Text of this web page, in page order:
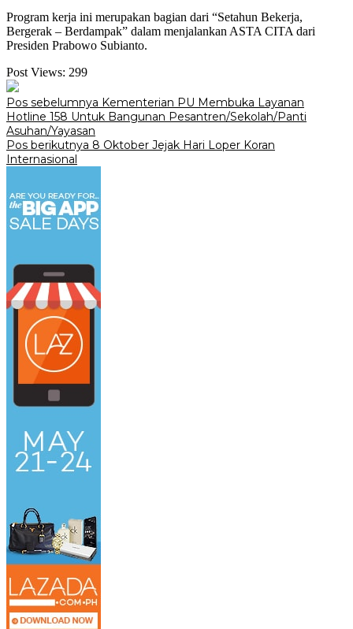
Program kerja ini merupakan bagian dari “Setahun Bekerja,
Bergerak – Berdampak” dalam menjalankan ASTA CITA dari
Presiden Prabowo Subianto.
Post Views: 299
Navigasi
pos
Pos sebelumnya Kementerian PU Membuka Layanan
Hotline 158 Untuk Bangunan Pesantren/Sekolah/Panti
Asuhan/Yayasan
Pos berikutnya 8 Oktober Jejak Hari Loper Koran
Internasional